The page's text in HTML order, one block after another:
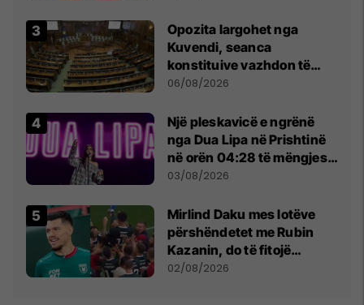
Opozita largohet nga
Kuvendi, seanca
konstituive vazhdon të
shtunën në orën 11:00
06/08/2026
Një pleskavicë e ngrënë
nga Dua Lipa në Prishtinë
në orën 04:28 të mëngjesit
- dhe bota digjitale serbe
03/08/2026
Mirlind Daku mes lotëve
përshëndetet me Rubin
Kazanin, do të fitojë
miliona te Spartak Moska
02/08/2026